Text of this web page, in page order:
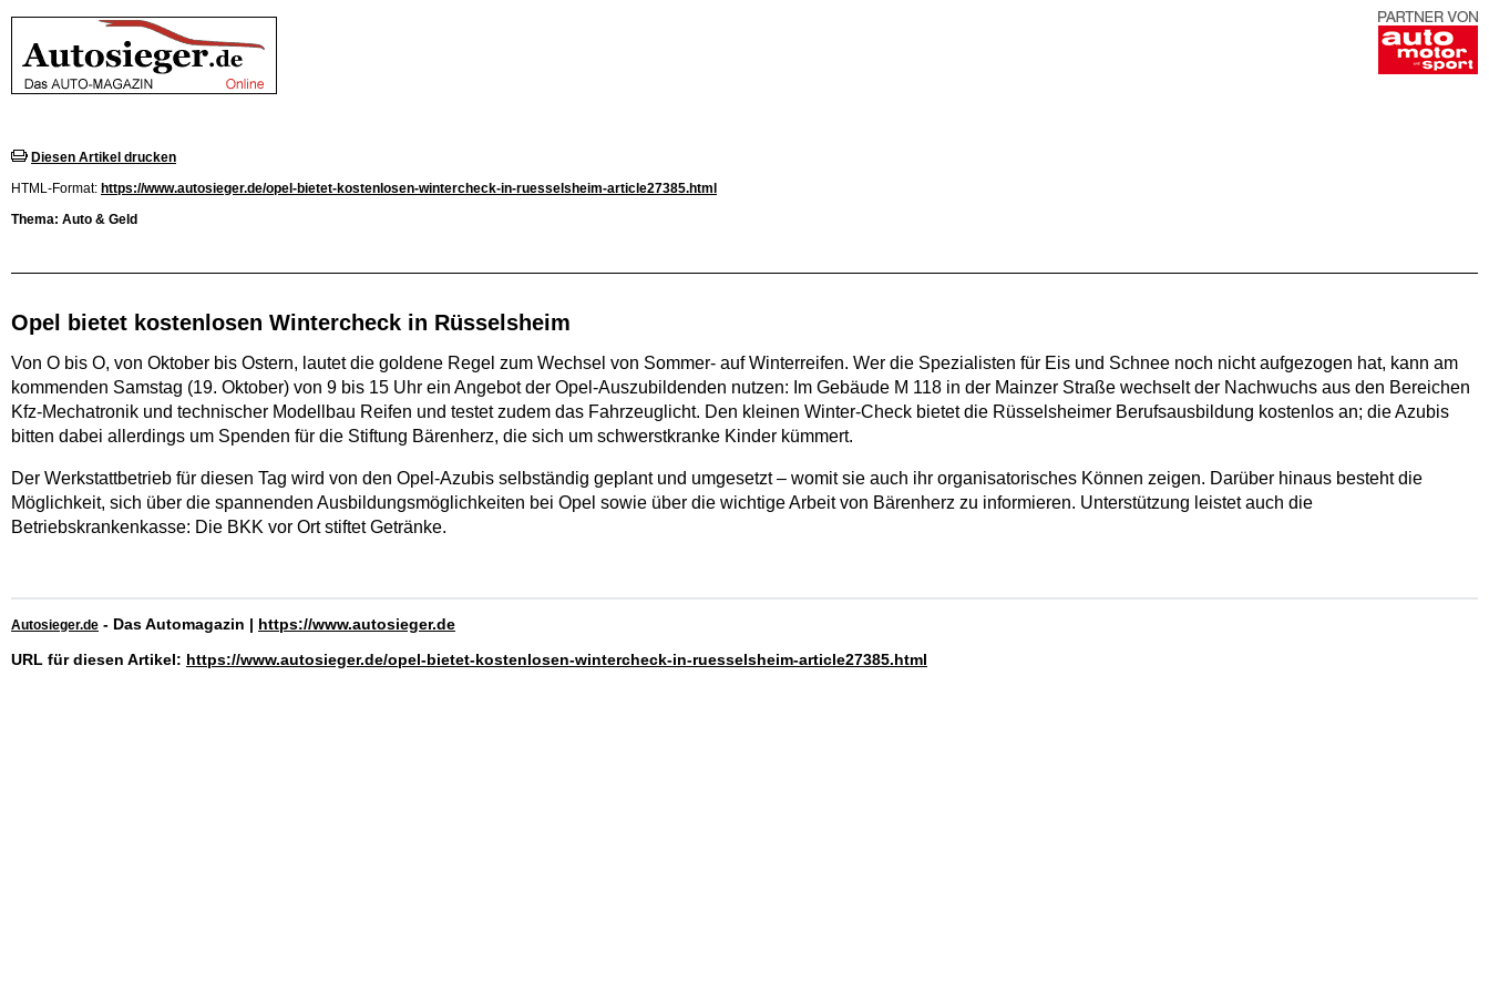
Diesen Artikel drucken
HTML-Format: https://www.autosieger.de/opel-bietet-kostenlosen-wintercheck-in-ruesselsheim-article27385.html
Thema: Auto & Geld
Opel bietet kostenlosen Wintercheck in Rüsselsheim
Von O bis O, von Oktober bis Ostern, lautet die goldene Regel zum Wechsel von Sommer- auf Winterreifen. Wer die Spezialisten für Eis und Schnee noch nicht aufgezogen hat, kann am
kommenden Samstag (19. Oktober) von 9 bis 15 Uhr ein Angebot der Opel-Auszubildenden nutzen: Im Gebäude M 118 in der Mainzer Straße wechselt der Nachwuchs aus den Bereichen
Kfz-Mechatronik und technischer Modellbau Reifen und testet zudem das Fahrzeuglicht. Den kleinen Winter-Check bietet die Rüsselsheimer Berufsausbildung kostenlos an; die Azubis
bitten dabei allerdings um Spenden für die Stiftung Bärenherz, die sich um schwerstkranke Kinder kümmert.
Der Werkstattbetrieb für diesen Tag wird von den Opel-Azubis selbständig geplant und umgesetzt – womit sie auch ihr organisatorisches Können zeigen. Darüber hinaus besteht die
Möglichkeit, sich über die spannenden Ausbildungsmöglichkeiten bei Opel sowie über die wichtige Arbeit von Bärenherz zu informieren. Unterstützung leistet auch die
Betriebskrankenkasse: Die BKK vor Ort stiftet Getränke.
Autosieger.de - Das Automagazin | https://www.autosieger.de
URL für diesen Artikel: https://www.autosieger.de/opel-bietet-kostenlosen-wintercheck-in-ruesselsheim-article27385.html